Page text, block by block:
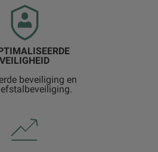
VEILIGHEID
beveiliging en